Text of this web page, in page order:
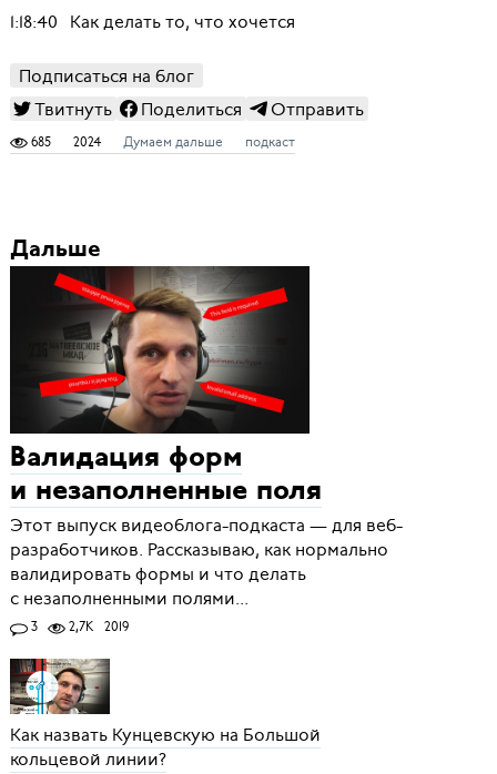
1:18:40 Как делать то, что хочется
Подписаться на блог
Твитнуть
Поделиться Отправить
685 2024 Думаем дальше подкаст
Дальше
Валидация форм
и незаполненные поля
Этот выпуск видеоблога-подкаста — для веб-
разработчиков. Рассказываю, как нормально
валидировать формы и что делать
с незаполненными полями...
3 2,7K 2019
Как назвать Кунцевскую на Большой
кольцевой линии?